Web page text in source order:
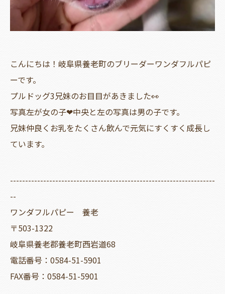
こんにちは！岐阜県養老町のブリーダーワンダフルパピ
ーです。
プルドッグ3兄妹のお目目があきました👀
写真左が女の子❤中央と左の写真は男の子です。
兄妹仲良くお乳をたくさん飲んで元気にすくすく成長し
ています。
--------------------------------------------------------------------
--
ワンダフルパピー 養老
〒503-1322
岐阜県養老郡養老町西岩道68
電話番号：0584-51-5901
FAX番号：0584-51-5901